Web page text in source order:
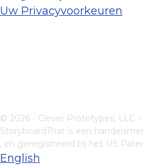
Uw Privacyvoorkeuren
© 2026 - Clever Prototypes, LLC
StoryboardThat is een
, en geregistreerd bij het US
English